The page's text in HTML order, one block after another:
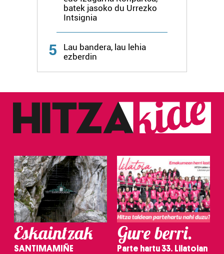
batek jasoko du Urrezko
Intsignia
5
Lau bandera, lau lehia
ezberdin
Eskaintzak
SANTIMAMIÑE
Gure berri.
Parte hartu 33. Lilatoian